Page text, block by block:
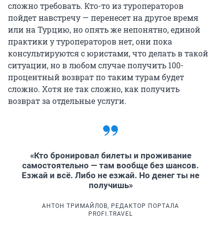
сложно требовать. Кто-то из туроператоров
пойдет навстречу — перенесет на другое время
или на Турцию, но опять же непонятно, единой
практики у туроператоров нет, они пока
консультируются с юристами, что делать в такой
ситуации, но в любом случае получить 100-
процентный возврат по таким турам будет
сложно. Хотя не так сложно, как получить
возврат за отдельные услуги.
«Кто бронировал билеты и проживание
самостоятельно — там вообще без шансов.
Езжай и всё. Либо не езжай. Но денег ты не
получишь»
АНТОН ТРИМАЙЛОВ, РЕДАКТОР ПОРТАЛА
PROFI.TRAVEL